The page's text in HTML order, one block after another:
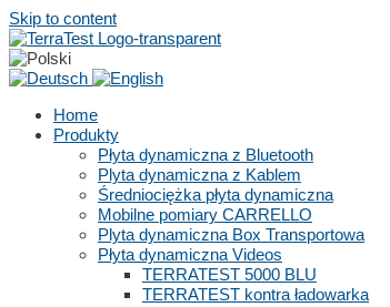
Skip to content
Home
Produkty
Płyta dynamiczna z Bluetooth
Plyta dynamiczna z Kablem
Średniociężka płyta dynamiczna
Mobilne pomiary CARRELLO
Plyta dynamiczna Box Transportowa
Płyta dynamiczna Videos
TERRATEST 5000 BLU
TERRATEST kontra ładowarka